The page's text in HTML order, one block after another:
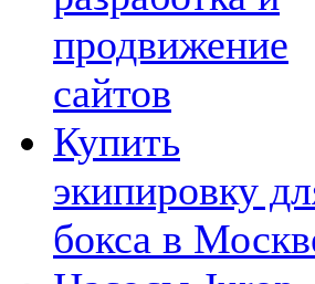
продвижение
сайтов
Купить
экипировку
бокса в